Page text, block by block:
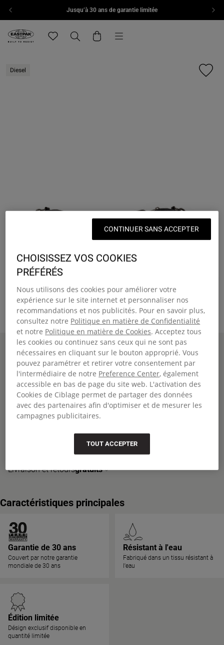
Aller au contenuJusqu’à 30 ans de garantie limitée
Eastpak, accéder à la page d'accueil de eu.eastpak.com
Menu
Diesel
Page d'accueil
DIESEL SHOULDER BAG
Collaboration
DIESEL SHOULDER BAG
€155,00
DSL Mash Up
Livraison et retoursgratuits
Caractéristiques principales
Garantie de 30 ans
Couvert par notre garantie
mondiale de 30 ans
Résistant à l'eau
Fabriqué dans un tissu résistant à
l'eau
Édition limitée
Désign exclusif disponible en
quantité limitée
CHOISISSEZ VOS COOKIES
PRÉFÉRÉS
Nous utilisons des cookies pour améliorer votre
expérience sur le site internet et personnaliser nos
recommandations et nos publicités. Pour en savoir plus,
consultez notre Politique en matière de Confidentialité
et notre Politique en matière de Cookies. Acceptez tous
les cookies ou continuez sans ceux qui ne sont pas
nécessaires en cliquant sur le bouton approprié. Vous
pouvez paramétrer et retirer votre consentement par
l'intermédiaire de notre Preference Center, également
accessible en bas de page du site web. L'activation des
Cookies de Ciblage permet de partager des données
avec des partenaires afin d'optimiser et de mesurer les
campagnes publicitaires.
TOUT ACCEPTER
CONTINUER SANS ACCEPTER